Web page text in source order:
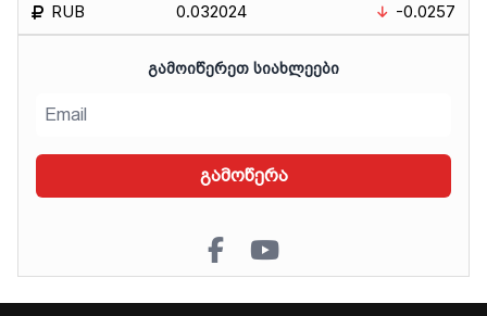
RUB
0.032024
-0.0257
ᲒᲐᲛᲝᲘᲬᲔᲠᲔᲗ ᲡᲘᲐᲮᲚᲔᲔᲑᲘ
გამოწერა